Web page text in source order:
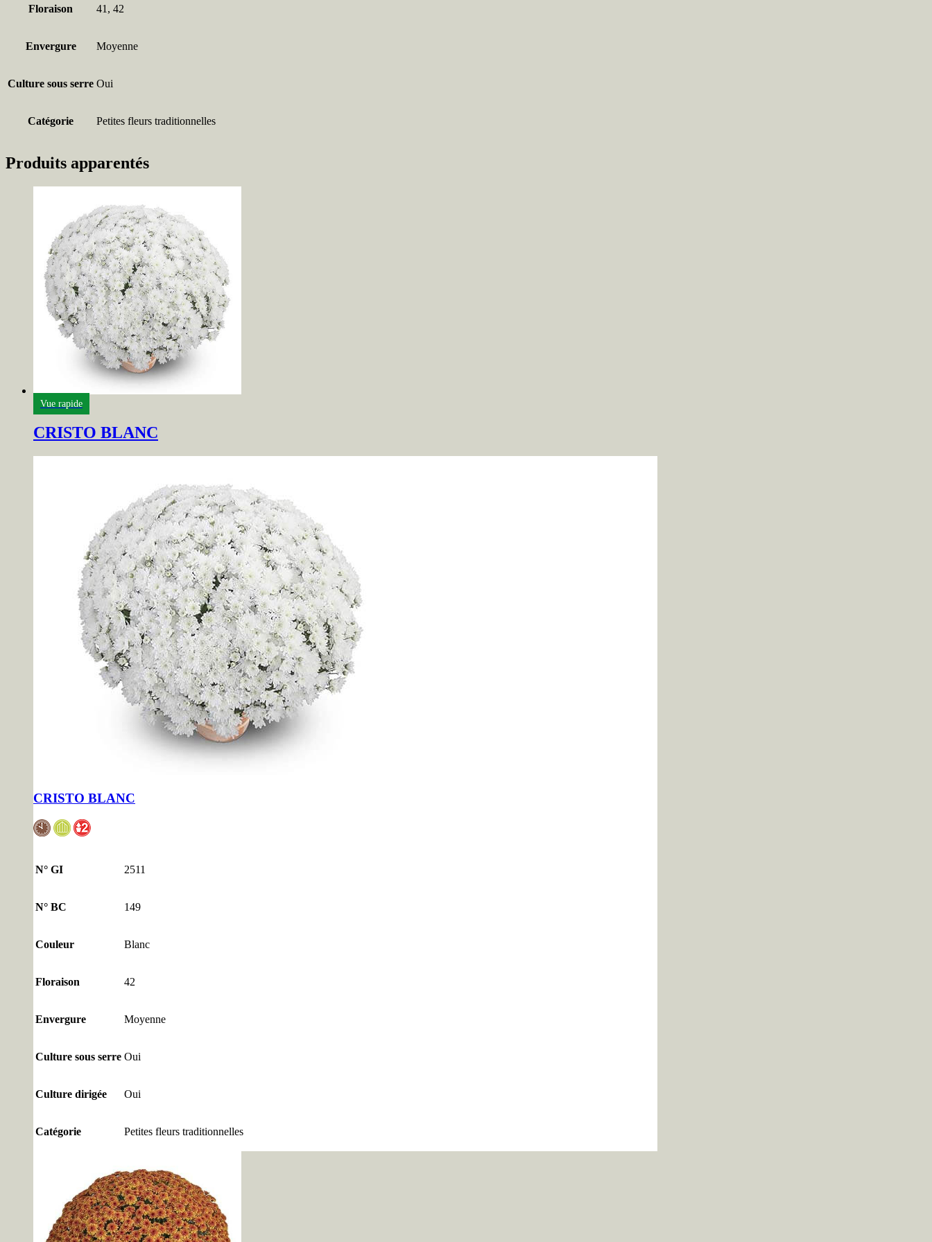
Floraison 41, 42
Envergure Moyenne
Culture sous serre Oui
Catégorie Petites fleurs traditionnelles
Produits apparentés
Vue rapide
CRISTO BLANC
CRISTO BLANC
N° GI 2511
N° BC 149
Couleur Blanc
Floraison 42
Envergure Moyenne
Culture sous serre Oui
Culture dirigée Oui
Catégorie Petites fleurs traditionnelles